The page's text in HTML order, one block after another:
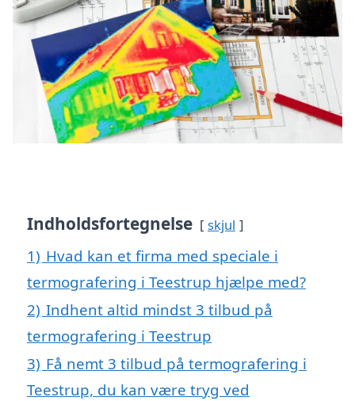
Indholdsfortegnelse skjul
1) Hvad kan et firma med speciale i
termografering i Teestrup hjælpe med?
2) Indhent altid mindst 3 tilbud på
termografering i Teestrup
3) Få nemt 3 tilbud på termografering i
Teestrup, du kan være tryg ved